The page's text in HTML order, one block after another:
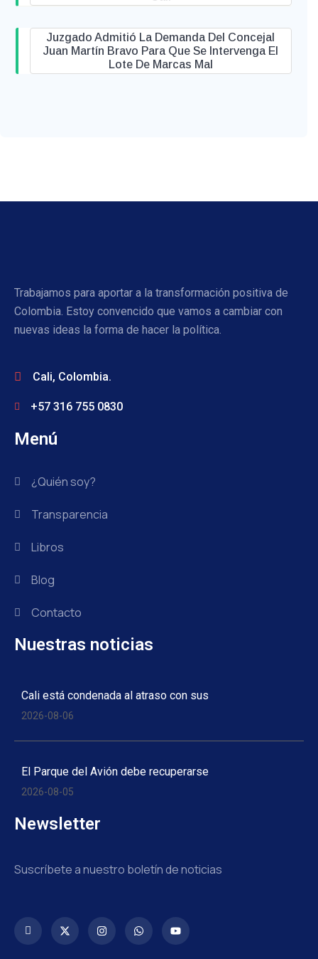
Juzgado Admitió La Demanda Del Concejal
Juan Martín Bravo Para Que Se Intervenga El
Lote De Marcas Mal
Trabajamos para aportar a la transformación positiva de
Colombia. Estoy convencido que vamos a cambiar con
nuevas ideas la forma de hacer la política.
Cali, Colombia.
+57 316 755 0830
Menú
¿Quién soy?
Transparencia
Libros
Blog
Contacto
Nuestras noticias
Cali está condenada al atraso con sus
2026-08-06
El Parque del Avión debe recuperarse
2026-08-05
Newsletter
Suscríbete a nuestro boletín de noticias